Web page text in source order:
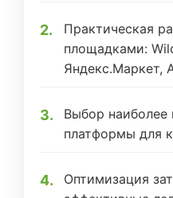
Практическая
площадками:
Яндекс.Маркет,
Выбор
платформы для
Оптимизация